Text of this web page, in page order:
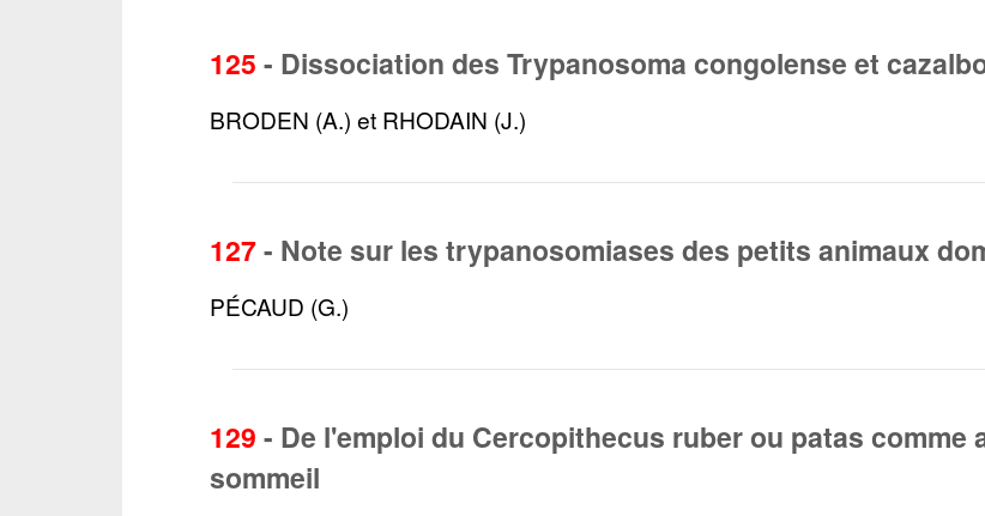
125 - Dissociation des Trypanosoma congolense et
BRODEN (A.) et RHODAIN (J.)
127- Note sur les trypanosomiases des petits animaux
PÉCAUD (G.)
129 - De l'emploi du Cercopithecus ruber ou patas comme
sommeil